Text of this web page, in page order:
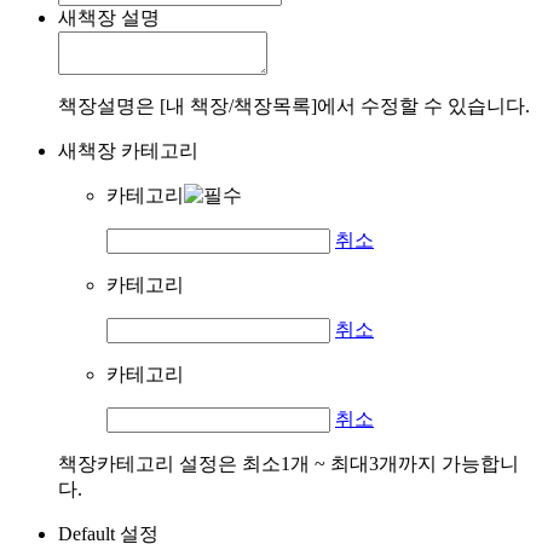
새책장 설명
책장설명은 [내 책장/책장목록]에서 수정할 수 있습니다.
새책장 카테고리
카테고리
취소
카테고리
취소
카테고리
취소
책장카테고리 설정은 최소1개 ~ 최대3개까지 가능합니
다.
Default 설정